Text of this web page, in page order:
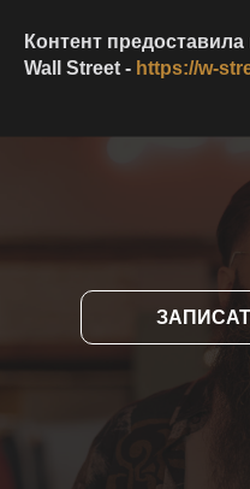
Контент
Wall Street - https://w-